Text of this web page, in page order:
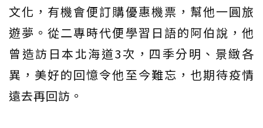
文化，有機會便訂購優惠機票，幫他一圓旅
遊夢。從二專時代便學習日語的阿伯說，他
曾造訪日本北海道3次，四季分明、景緻各
異，美好的回憶令他至今難忘，也期待疫情
遠去再回訪。